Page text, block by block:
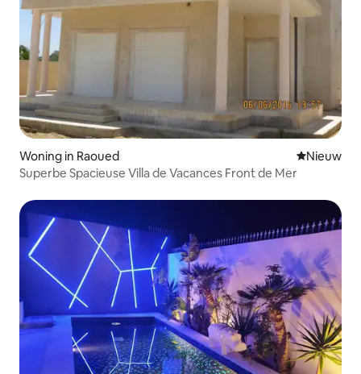
Woning in Raoued Nieuwe
Nieuw
Superbe Spacieuse Villa de Vacances Front de Mer